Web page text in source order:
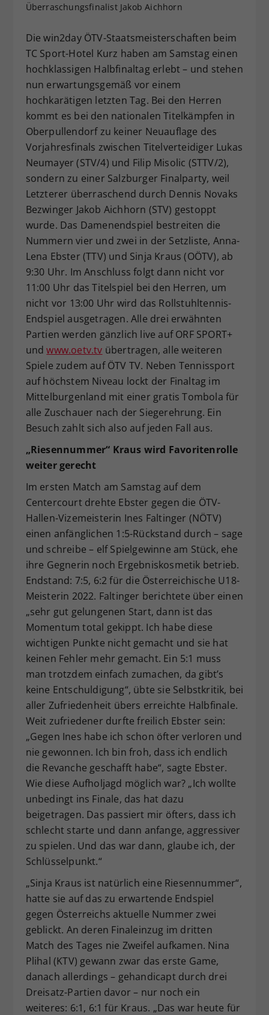
Überraschungsfinalist Jakob Aichhorn
Die win2day ÖTV-Staatsmeisterschaften beim
TC Sport-Hotel Kurz haben am Samstag einen
hochklassigen Halbfinaltag erlebt – und stehen
nun erwartungsgemäß vor einem
hochkarätigen letzten Tag. Bei den Herren
kommt es bei den nationalen Titelkämpfen in
Oberpullendorf zu keiner Neuauflage des
Vorjahresfinals zwischen Titelverteidiger Lukas
Neumayer (STV/4) und Filip Misolic (STTV/2),
sondern zu einer Salzburger Finalparty, weil
Letzterer überraschend durch Dennis Novaks
Bezwinger Jakob Aichhorn (STV) gestoppt
wurde. Das Damenendspiel bestreiten die
Nummern vier und zwei in der Setzliste, Anna-
Lena Ebster (TTV) und Sinja Kraus (OÖTV), ab
9:30 Uhr. Im Anschluss folgt dann nicht vor
11:00 Uhr das Titelspiel bei den Herren, um
nicht vor 13:00 Uhr wird das Rollstuhltennis-
Endspiel ausgetragen. Alle drei erwähnten
Partien werden gänzlich live auf ORF SPORT+
undwww.oetv.tv übertragen, alle weiteren
Spiele zudem auf ÖTV TV. Neben Tennissport
auf höchstem Niveau lockt der Finaltag im
Mittelburgenland mit einer gratis Tombola für
alle Zuschauer nach der Siegerehrung. Ein
Besuch zahlt sich also auf jeden Fall aus.
„Riesennummer“ Kraus wird Favoritenrolle
weiter gerecht
Im ersten Match am Samstag auf dem
Centercourt drehte Ebster gegen die ÖTV-
Hallen-Vizemeisterin Ines Faltinger (NÖTV)
einen anfänglichen 1:5-Rückstand durch – sage
und schreibe – elf Spielgewinne am Stück, ehe
ihre Gegnerin noch Ergebniskosmetik betrieb.
Endstand: 7:5, 6:2 für die Österreichische U18-
Meisterin 2022. Faltinger berichtete über einen
„sehr gut gelungenen Start, dann ist das
Momentum total gekippt. Ich habe diese
wichtigen Punkte nicht gemacht und sie hat
keinen Fehler mehr gemacht. Ein 5:1 muss
man trotzdem einfach zumachen, da gibt’s
keine Entschuldigung“, übte sie Selbstkritik, bei
aller Zufriedenheit übers erreichte Halbfinale.
Weit zufriedener durfte freilich Ebster sein:
„Gegen Ines habe ich schon öfter verloren und
nie gewonnen. Ich bin froh, dass ich endlich
die Revanche geschafft habe“, sagte Ebster.
Wie diese Aufholjagd möglich war? „Ich wollte
unbedingt ins Finale, das hat dazu
beigetragen. Das passiert mir öfters, dass ich
schlecht starte und dann anfange, aggressiver
zu spielen. Und das war dann, glaube ich, der
Schlüsselpunkt.“
„Sinja Kraus ist natürlich eine Riesennummer“,
hatte sie auf das zu erwartende Endspiel
gegen Österreichs aktuelle Nummer zwei
geblickt. An deren Finaleinzug im dritten
Match des Tages nie Zweifel aufkamen. Nina
Plihal (KTV) gewann zwar das erste Game,
danach allerdings – gehandicapt durch drei
Dreisatz-Partien davor – nur noch ein
weiteres: 6:1, 6:1 für Kraus. „Das war heute für
Zweck
Dieser Wert speichert Ihre Consent-
zufällig generierte ID, für die
historische Speicherung Ihrer
vorgenommen Einstellungen, falls der
Webseiten-Betreiber dies eingestellt
hat.